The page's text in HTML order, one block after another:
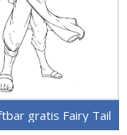
gratis Fairy Tail